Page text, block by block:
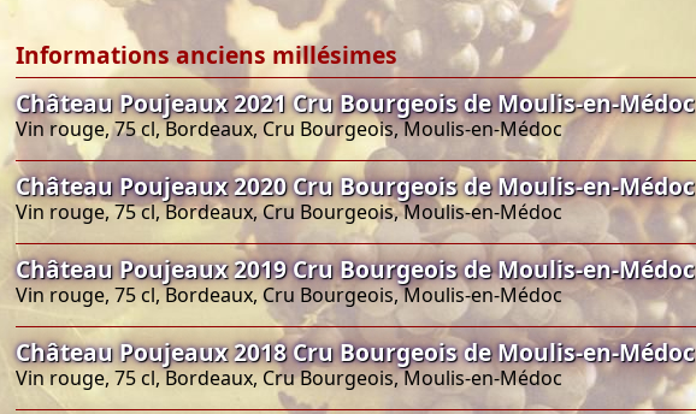
Informations anciens millésimes
Château Poujeaux 2021 Cru Bourgeois de Moulis-en-Médoc
Vin rouge, 75 cl, Bordeaux, Cru Bourgeois, Moulis-en-Médoc
Château Poujeaux 2020 Cru Bourgeois de Moulis-en-Médoc
Vin rouge, 75 cl, Bordeaux, Cru Bourgeois, Moulis-en-Médoc
Château Poujeaux 2019 Cru Bourgeois de Moulis-en-Médoc
Vin rouge, 75 cl, Bordeaux, Cru Bourgeois, Moulis-en-Médoc
Château Poujeaux 2018 Cru Bourgeois de Moulis-en-Médoc
Vin rouge, 75 cl, Bordeaux, Cru Bourgeois, Moulis-en-Médoc